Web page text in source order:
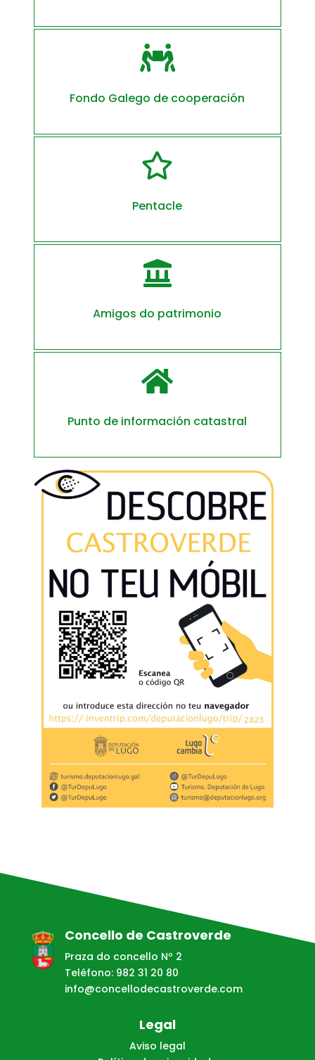

Fondo Galego de cooperación

Pentacle

Amigos do patrimonio

Punto de información catastral
Concello de Castroverde
Praza do concello Nº 2
Teléfono: 982 31 20 80
info@concellodecastroverde.com
Legal
Aviso legal